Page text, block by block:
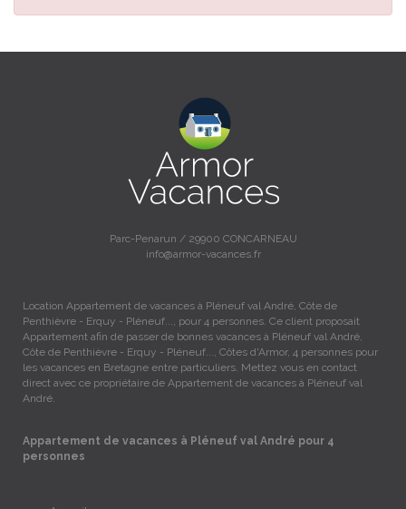
Parc-Penarun / 29900 CONCARNEAU
info@armor-vacances.fr
Location Appartement de vacances à Pléneuf val André, Côte de
Penthièvre - Erquy - Pléneuf..., pour 4 personnes. Ce client proposait
Appartement afin de passer de bonnes vacances à Pléneuf val André,
Côte de Penthièvre - Erquy - Pléneuf..., Côtes d'Armor, 4 personnes pour
les vacances en Bretagne entre particuliers. Mettez vous en contact
direct avec ce propriétaire de Appartement de vacances à Pléneuf val
André.
Appartement de vacances à Pléneuf val André pour 4
personnes